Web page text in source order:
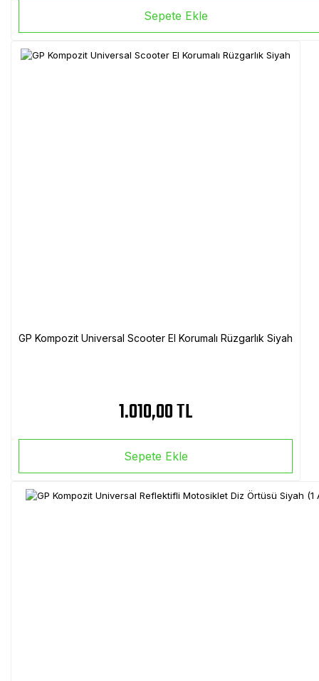
Sepete Ekle
GP Kompozit Universal Scooter El Korumalı Rüzgarlık Siyah
1.010,00 TL
Sepete Ekle